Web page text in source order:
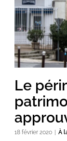
Le
18 février 2020 À